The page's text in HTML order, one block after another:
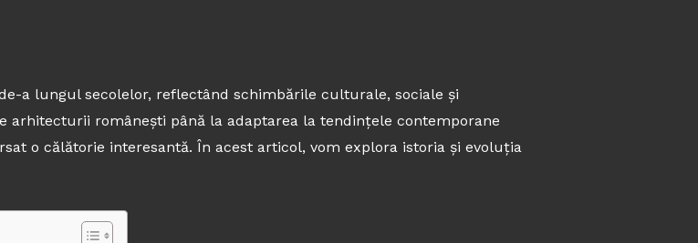
a lungul secolelor, reflectând schimbările culturale, sociale și
românești până la adaptarea la tendințele contemporane
o călătorie interesantă. În acest articol, vom explora istoria și evoluția